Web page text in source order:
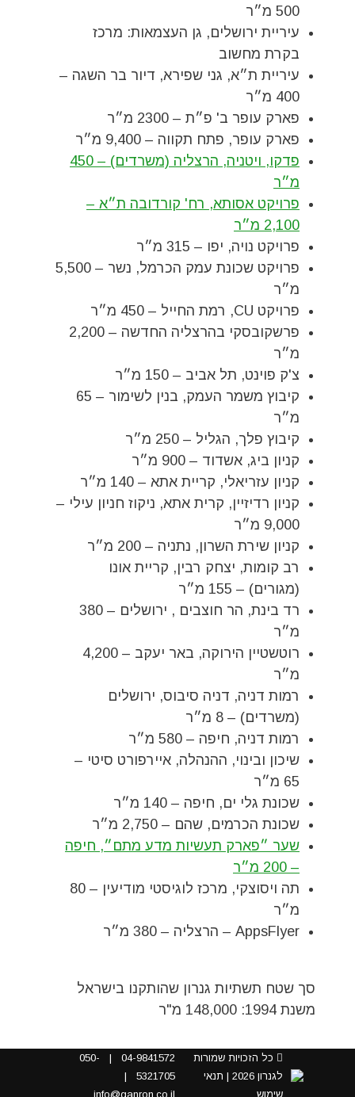
500 מ״ר
עיריית ירושלים, גן העצמאות: מרכז
בקרת מחשוב
עיריית ת״א, גני שפירא, דיור בר השגה –
400 מ״ר
פארק עופר ב' פ״ת – 2300 מ״ר
פארק עופר, פתח תקווה – 9,400 מ״ר
פדקו, ויטניה, הרצליה (משרדים) – 450
מ״ר
פרויקט אסותא, רח' קורדובה ת״א –
2,100 מ״ר
פרויקט נויה, יפו – 315 מ״ר
פרויקט שכונת עמק הכרמל, נשר – 5,500
מ״ר
פרויקט CU, רמת החייל – 450 מ״ר
פרשקובסקי בהרצליה החדשה – 2,200
מ״ר
צ'ק פוינט, תל אביב – 150 מ״ר
קיבוץ משמר העמק, בנין לשימור – 65
מ״ר
קיבוץ פלך, הגליל – 250 מ״ר
קניון ביג, אשדוד – 900 מ״ר
קניון עזריאלי, קריית אתא – 140 מ״ר
קניון רדיזיין, קרית אתא, ניקוז חניון עילי –
9,000 מ״ר
קניון שירת השרון, נתניה – 200 מ״ר
רב קומות, יצחק רבין, קריית אונו
(מגורים) – 155 מ״ר
רד בינת, הר חוצבים , ירושלים – 380
מ״ר
רוטשטיין הירוקה, באר יעקב – 4,200
מ״ר
רמות דניה, דניה סיבוס, ירושלים
(משרדים) – 8 מ״ר
רמות דניה, חיפה – 580 מ״ר
שיכון ובינוי, ההנהלה, איירפורט סיטי –
65 מ״ר
שכונת גלי ים, חיפה – 140 מ״ר
שכונת הכרמים, שהם – 2,750 מ״ר
שער ״פארק תעשיות מדע מתם״, חיפה
– 200 מ״ר
תה ויסוצקי, מרכז לוגיסטי מודיעין – 80
מ״ר
AppsFlyer – הרצליה – 380 מ״ר
סך שטח תשתיות גנרון שהותקנו בישראל
משנת 1994: 148,000 מ"ר
כל הזכויות שמורות
לגנרון 2026 |
תנאי
שימוש
04-9841572
|
050-
5321705
|
info@ganron.co.il